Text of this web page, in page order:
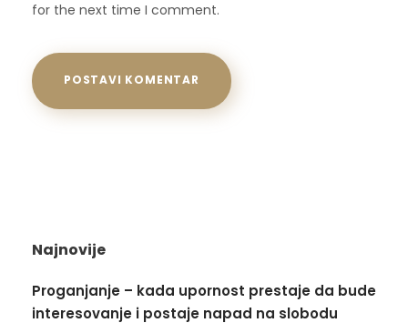
for the next time I comment.
Najnovije
Proganjanje – kada upornost prestaje da bude
interesovanje i postaje napad na slobodu